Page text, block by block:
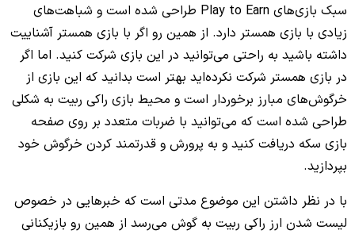
سبک بازی‌های Play to Earn طراحی شده است و شباهت‌های
زیادی با بازی همستر دارد. از همین رو اگر با بازی همستر آشناییت
داشته باشید به راحتی می‌توانید در این بازی شرکت کنید. اما اگر
در بازی همستر شرکت نکرده‌اید بهتر است بدانید که این بازی از
خرگوش‌های مبارز برخوردار است و محیط بازی راکی ربیت به شکلی
طراحی شده است که می‌توانید با ضربات متعدد بر روی صفحه
بازی سکه دریافت کنید و به پرورش و قدرتمند کردن خرگوش خود
بپردازید.
با در نظر داشتن این موضوع مدتی است که خبرهایی در خصوص
لیست شدن ارز راکی ربیت به گوش می‌رسد از همین رو بازیکنانی